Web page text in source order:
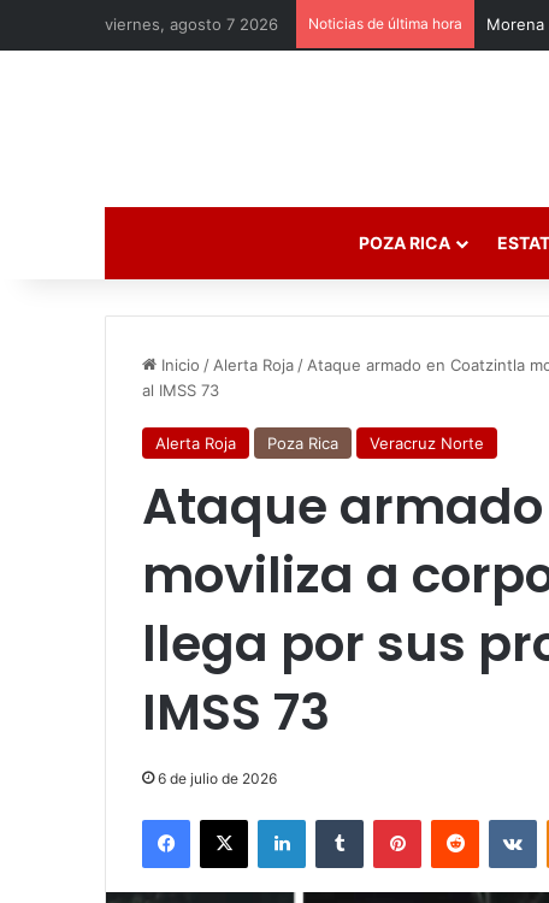
viernes, agosto 7 2026 Noticias de última hora Morena
POZA RICA
Inicio / Alerta Roja / Ataque armado en Coatzintla
al IMSS 73
Alerta Roja Poza Rica Veracruz Norte
Ataque
moviliza a
llega por sus
IMSS 73
6 de julio de 2026
Facebook
X LinkedInTumblr PinterestReddit